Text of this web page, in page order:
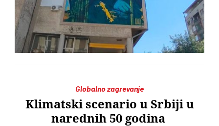
Globalno zagrevanje
Klimatski scenario u Srbiji u
narednih 50 godina